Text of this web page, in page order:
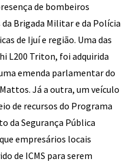
de bombeiros
Brigada Militar e da Polícia
de Ijuí e região. Uma das
L200 Triton, foi adquirida
emenda parlamentar do
Já a outra, um veículo
de recursos do Programa
da Segurança Pública
empresários locais
de ICMS para serem